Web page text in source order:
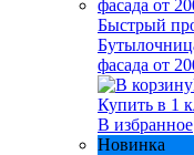
Быстрый
фасада от
Купить в 1
В избранное
Новинка